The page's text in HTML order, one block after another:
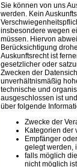
Sie können von uns
werden. Kein
insbesondere wegen
müssen. Hiervon
Berücksichtigung
Auskunftsrecht ist
gesetzlicher oder
Zwecken der
unverhältnismäßig
technische und
ausgeschlossen ist
über folgende
Zwecke der
Kategorien der
Empfänger
gelegt werden,
falls möglich
nicht möglich